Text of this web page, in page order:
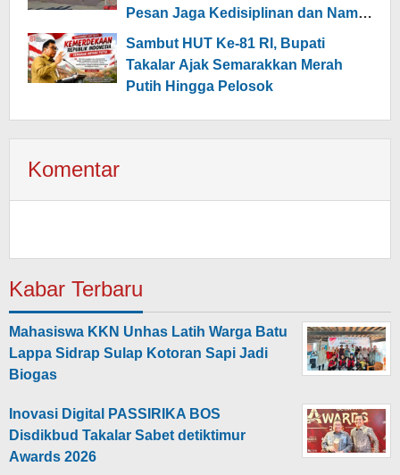
Pesan Jaga Kedisiplinan dan Nama
Daerah
Sambut HUT Ke-81 RI, Bupati
Takalar Ajak Semarakkan Merah
Putih Hingga Pelosok
Komentar
Kabar Terbaru
Mahasiswa KKN Unhas Latih Warga Batu
Lappa Sidrap Sulap Kotoran Sapi Jadi
Biogas
Inovasi Digital PASSIRIKA BOS
Disdikbud Takalar Sabet detiktimur
Awards 2026